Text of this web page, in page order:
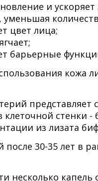
и
уменьшая
цвет лица;
барьерные
кожа
стенки
из лизата
после 30-35 лет в
несколько